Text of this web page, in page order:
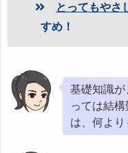
とってもやさ
すめ！
基礎知識が
っては結
は、何より